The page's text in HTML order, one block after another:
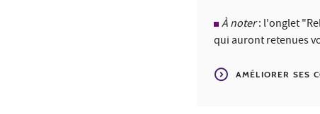
À noter: l'onglet
qui auront retenues
AMÉLIORER SES